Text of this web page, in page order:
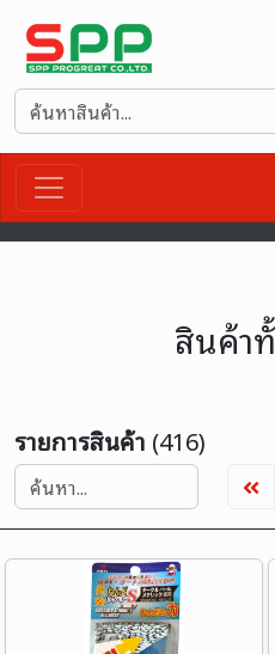
สินค้า
รายการสินค้า (416)